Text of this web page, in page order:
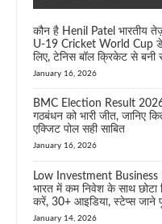
कौन है Henil Patel भारतीय
U-19 Cricket World Cup
लिए, टेनिस बॉल क्रिकेट से बनी
January 16, 2026
BMC Election Result
गठबंधन को भारी जीत, जानिए
एक्जिट पोल सही साबित
January 16, 2026
Low Investment Business
भारत में कम निवेश के साथ
करें, 30+ आइडिया, स्टेप्स जाने
January 14, 2026